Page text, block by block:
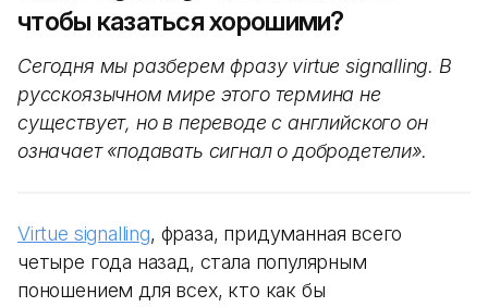
чтобы казаться хорошими?
Сегодня мы разберем фразу virtue signalling. В
русскоязычном мире этого термина не
существует, но в переводе с английского он
означает «подавать сигнал о добродетели».
Virtue signalling, фраза, придуманная всего
четыре года назад, стала популярным
поношением для всех, кто как бы